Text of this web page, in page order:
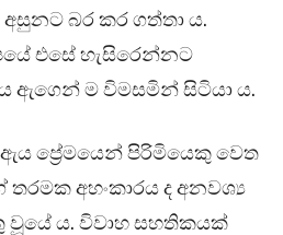
බර කර ගත්තා ය.
එසේ හැසිරෙන්නට
ඇගෙන් ම විමසමින් සිටියා ය.
ප්‍රේමයෙන් පිරිමියෙකු වෙත
අහංකාරය ද අනවශ්‍ය
වූයේ ය. විවාහ සහතිකයක්